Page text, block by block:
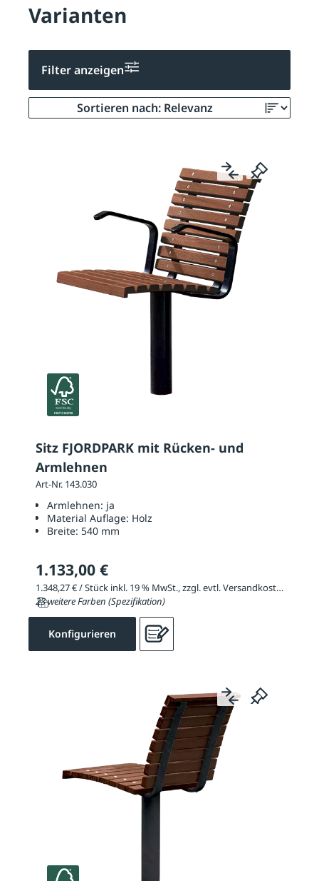
Varianten
Filter anzeigen
Sitz FJORDPARK mit Rücken- und
Armlehnen
Art-Nr. 143.030
Armlehnen: ja
Material Auflage: Holz
Breite: 540 mm
1.133,00 €
1.348,27 € / Stück inkl. 19 % MwSt., zzgl. evtl. Versandkosten
23 weitere Farben (Spezifikation)
Konfigurieren